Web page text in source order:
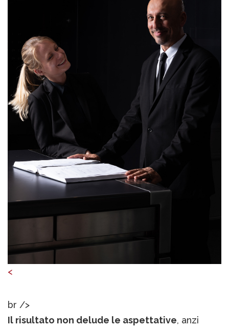
<
br />
Il risultato non delude le aspettative, anzi